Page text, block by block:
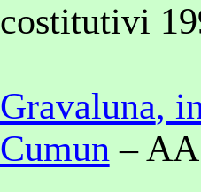
costitutivi
Gravaluna,
Cumun –